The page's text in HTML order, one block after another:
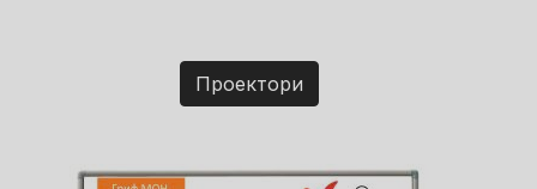
Проектори